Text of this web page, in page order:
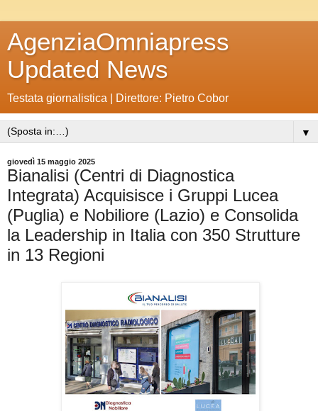
AgenziaOmniapress
Updated News
Testata giornalistica | Direttore: Pietro Cobor
▼
giovedì 15 maggio 2025
Bianalisi (Centri di Diagnostica
Integrata) Acquisisce i Gruppi Lucea
(Puglia) e Nobiliore (Lazio) e Consolida
la Leadership in Italia con 350 Strutture
in 13 Regioni